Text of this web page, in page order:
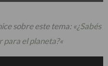
sobre este tema: «¿Sabés
para el planeta?«